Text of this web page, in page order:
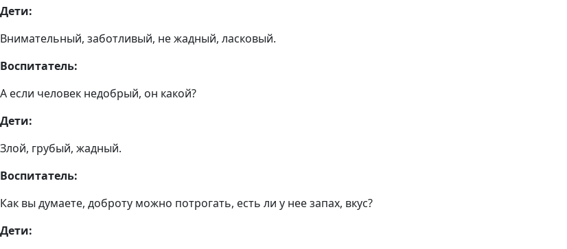
Дети:
Внимательный, заботливый, не жадный, ласковый.
Воспитатель:
А если человек недобрый, он какой?
Дети:
Злой, грубый, жадный.
Воспитатель:
Как вы думаете, доброту можно потрогать, есть ли у нее запах, вкус?
Дети: